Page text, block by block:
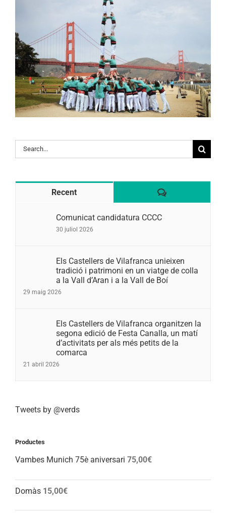
Search
for:
Recent Comentaris
Comunicat candidatura CCCC
30 juliol 2026
Els Castellers de Vilafranca unieixen
tradició i patrimoni en un viatge de colla
a la Vall d’Aran i a la Vall de Boí
29 maig 2026
Els Castellers de Vilafranca organitzen la
segona edició de Festa Canalla, un matí
d’activitats per als més petits de la
comarca
21 abril 2026
Tweets by @verds
Productes
Vambes Munich 75è aniversari 75,00€
Domàs 15,00€